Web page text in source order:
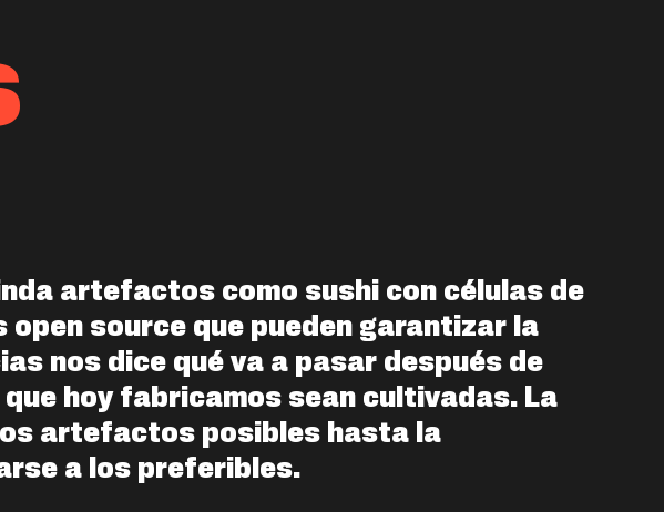
artefactos como sushi con células de
source que pueden garantizar la
nos dice qué va a pasar después de
hoy fabricamos sean cultivadas. La
artefactos posibles hasta la
a los preferibles.